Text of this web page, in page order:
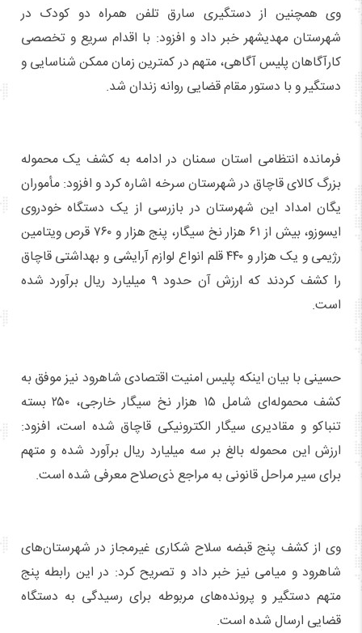
وی همچنین از دستگیری سارق تلفن همراه دو کودک در
شهرستان مهدیشهر خبر داد و افزود: با اقدام سریع و تخصصی
کارآگاهان پلیس آگاهی، متهم در کمترین زمان ممکن شناسایی و
دستگیر و با دستور مقام قضایی روانه زندان شد.
فرمانده انتظامی استان سمنان در ادامه به کشف یک محموله
بزرگ کالای قاچاق در شهرستان سرخه اشاره کرد و افزود: مأموران
یگان امداد این شهرستان در بازرسی از یک دستگاه خودروی
ایسوزو، بیش از ۶۱ هزار نخ سیگار، پنج هزار و ۷۶۰ قرص ویتامین
رژیمی و یک هزار و ۴۴۰ قلم انواع لوازم آرایشی و بهداشتی قاچاق
را کشف کردند که ارزش آن حدود ۹ میلیارد ریال برآورد شده
است.
حسینی با بیان اینکه پلیس امنیت اقتصادی شاهرود نیز موفق به
کشف محموله‌ای شامل ۱۵ هزار نخ سیگار خارجی، ۲۵۰ بسته
تنباکو و مقادیری سیگار الکترونیکی قاچاق شده است، افزود:
ارزش این محموله بالغ بر سه میلیارد ریال برآورد شده و متهم
برای سیر مراحل قانونی به مراجع ذی‌صلاح معرفی شده است.
وی از کشف پنج قبضه سلاح شکاری غیرمجاز در شهرستان‌های
شاهرود و میامی نیز خبر داد و تصریح کرد: در این رابطه پنج
متهم دستگیر و پرونده‌های مربوطه برای رسیدگی به دستگاه
قضایی ارسال شده است.